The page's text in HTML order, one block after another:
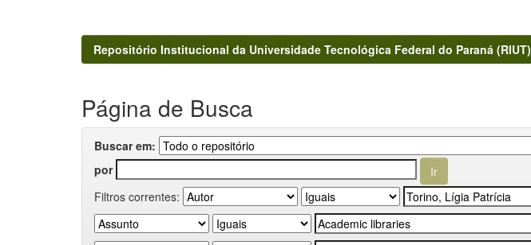
Repositório Institucional da Universidade Tecnológica Federal do Paraná (RIUT)
Página de Busca
Buscar em:
por
Filtros correntes: